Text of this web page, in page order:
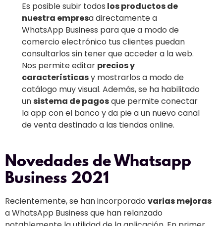
Es posible subir todos los productos de
nuestra empresa directamente a
WhatsApp Business para que a modo de
comercio electrónico tus clientes puedan
consultarlos sin tener que acceder a la web.
Nos permite editar precios y
característicasy mostrarlos a modo de
catálogo muy visual. Además, se ha habilitado
unsistema de pagosque permite conectar
la app con el banco y da pie a un nuevo canal
de venta destinado a las tiendas online.
Novedades de Whatsapp
Business 2021
Recientemente, se han incorporado varias mejoras
a WhatsApp Business que han relanzado